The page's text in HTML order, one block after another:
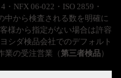
NFX 06-022・ISO 2859・
中から検査される数を明確に
様から指定がない場合は許容
シダ検品会社でのデフォルト
業の受注営業（ 第三者検品）